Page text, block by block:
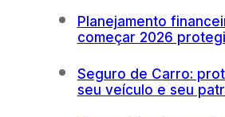
Planejamento
começar 2026
Seguro de Carro:
seu veículo e seu